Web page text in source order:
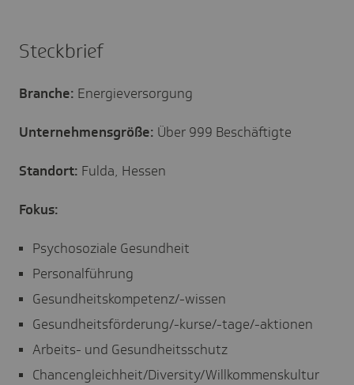
Steckbrief
Branche: Energieversorgung
Unternehmensgröße: Über 999 Beschäftigte
Standort: Fulda, Hessen
Fokus:
Psychosoziale Gesundheit
Personalführung
Gesundheitskompetenz/-wissen
Gesundheitsförderung/-kurse/-tage/-aktionen
Arbeits- und Gesundheitsschutz
Chancengleichheit/Diversity/Willkommenskultur